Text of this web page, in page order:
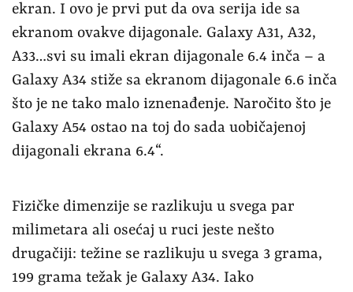
ekran. I ovo je prvi put da ova serija ide sa
ekranom ovakve dijagonale. Galaxy A31, A32,
A33…svi su imali ekran dijagonale 6.4 inča – a
Galaxy A34 stiže sa ekranom dijagonale 6.6 inča
što je ne tako malo iznenađenje. Naročito što je
Galaxy A54 ostao na toj do sada uobičajenoj
dijagonali ekrana 6.4“.
Fizičke dimenzije se razlikuju u svega par
milimetara ali osećaj u ruci jeste nešto
drugačiji: težine se razlikuju u svega 3 grama,
199 grama težak je Galaxy A34. Iako